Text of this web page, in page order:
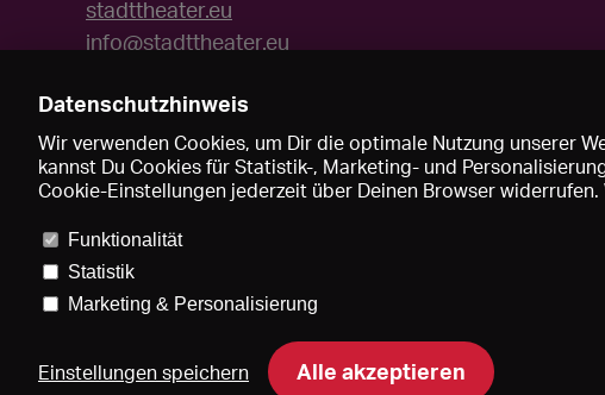
stadttheater.eu
info@stadttheater.eu
Datenschutzhinweis
Wir verwenden Cookies, um Dir die optimale Nutzung unserer
kannst Du Cookies für Statistik-, Marketing- und
Cookie-Einstellungen jederzeit über Deinen Browser
Funktionalität
Statistik
Marketing & Personalisierung
Einstellungen speichern Alle akzeptieren